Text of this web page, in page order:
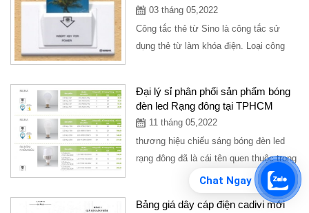
Chat Ngay
03 tháng 05,2022
Công tắc thẻ từ Sino là công tắc sử
dụng thẻ từ làm khóa điện. Loại công
Đại lý sỉ phân phối sản phẩm bóng
đèn led Rạng đông tại TPHCM
11 tháng 05,2022
thương hiệu chiếu sáng bóng đèn led
rạng đông đã là cái tên quen thuộc trong
hê thống điện chiếu sáng dân dụng từ
Bảng giá dây cáp điện cadivi mới